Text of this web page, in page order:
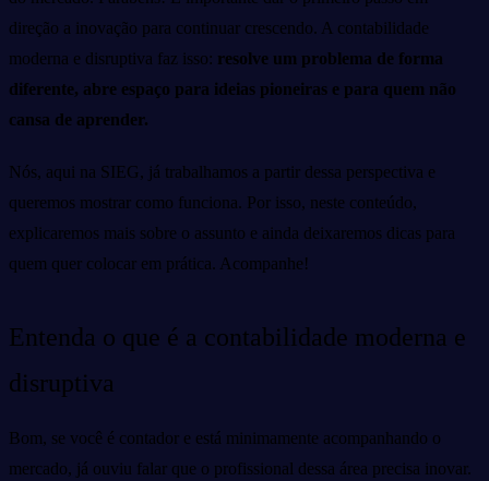
direção a inovação para continuar crescendo. A contabilidade
moderna e disruptiva faz isso: resolve um problema de forma
diferente, abre espaço para ideias pioneiras e para quem não
cansa de aprender.
Nós, aqui na SIEG, já trabalhamos a partir dessa perspectiva e
queremos mostrar como funciona. Por isso, neste conteúdo,
explicaremos mais sobre o assunto e ainda deixaremos dicas para
quem quer colocar em prática. Acompanhe!
Entenda o que é a contabilidade moderna e
disruptiva
Bom, se você é contador e está minimamente acompanhando o
mercado, já ouviu falar que o profissional dessa área precisa inovar.